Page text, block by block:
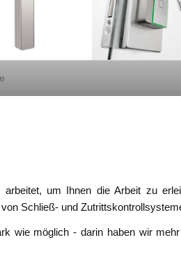
um Ihnen die Arbeit zu
Schließ- und
wie möglich - darin haben wir